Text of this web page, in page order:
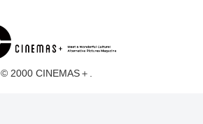
© 2000 CINEMAS＋.